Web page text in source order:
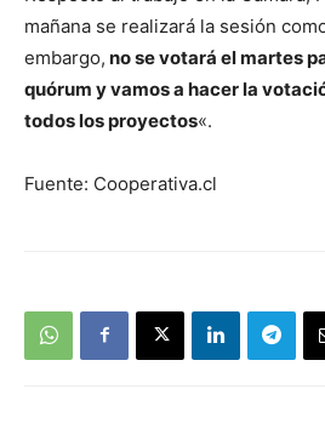
mañana se realizará la sesión
embargo, no se votará el martes
quórum y vamos a hacer la
todos los proyectos«.
Fuente: Cooperativa.cl